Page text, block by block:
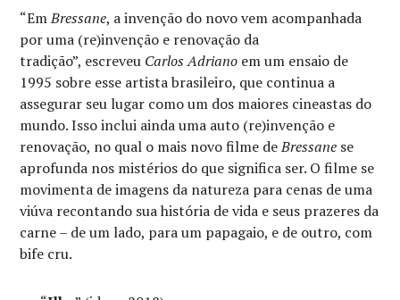
“EmBressane, a invenção do novo vem acompanhada
por uma (re)invenção e renovação da
tradição”, escreveu Carlos Adriano em um ensaio de
1995 sobre esse artista brasileiro, que continua a
assegurar seu lugar como um dos maiores cineastas do
mundo. Isso inclui ainda uma auto (re)invenção e
renovação, no qual o mais novo filme deBressane se
aprofunda nos mistérios do que significa ser. O filme se
movimenta de imagens da natureza para cenas de uma
viúva recontando sua história de vida e seus prazeres da
carne – de um lado, para um papagaio, e de outro, com
bife cru.